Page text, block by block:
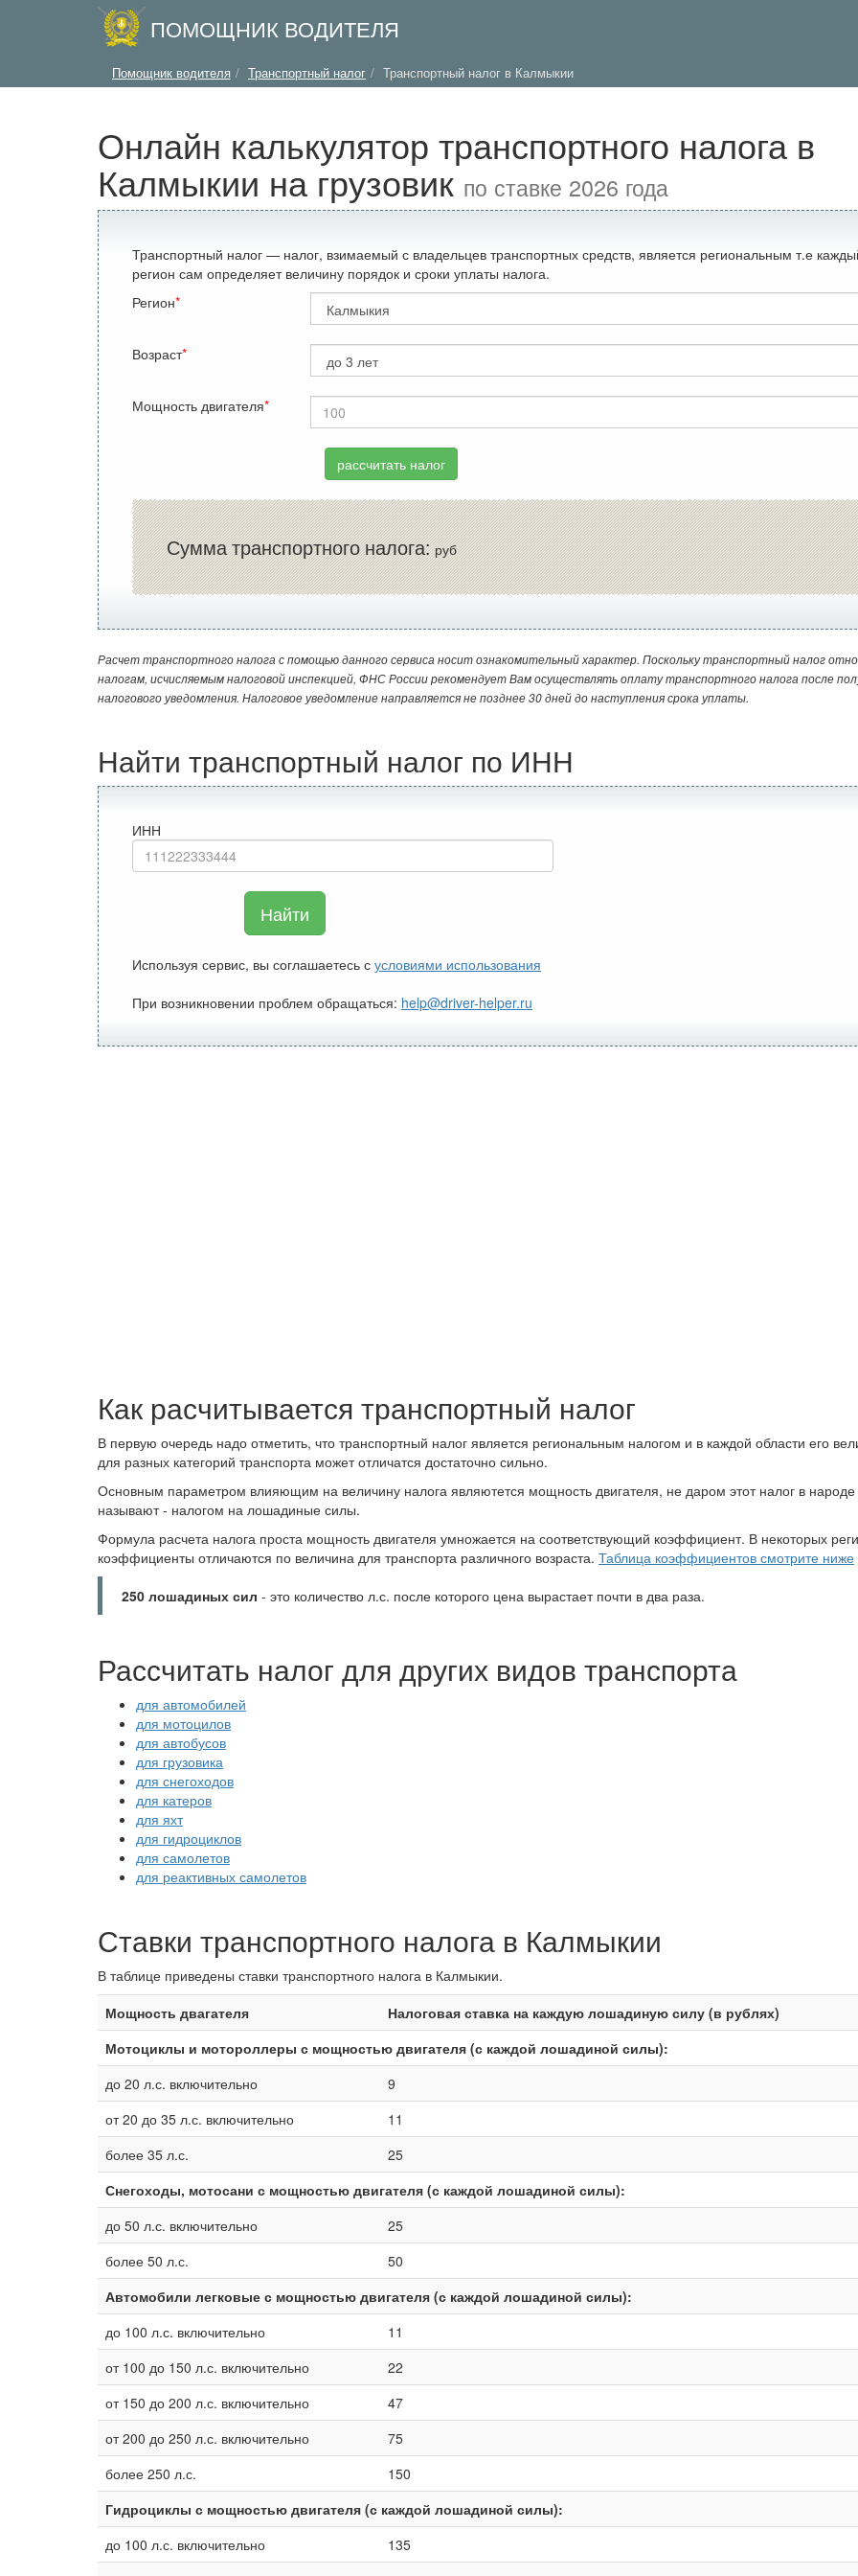
ПОМОЩНИК ВОДИТЕЛЯ
Помощник водителя Транспортный налог Транспортный налог в Калмыкии
Онлайн калькулятор транспортного налога в
Калмыкии на грузовикпо ставке 2026 года
Транспортный налог — налог, взимаемый с владельцев транспортных средств, является региональным т.е
регион сам определяет величину порядок и сроки уплаты налога.
Регион
Возраст
Мощность двигателя
рассчитать налог
Сумма транспортного налога:руб
Расчет транспортного налога с помощью данного сервиса носит ознакомительный характер. Поскольку транспортный налог
налогам, исчисляемым налоговой инспекцией, ФНС России рекомендует Вам осуществлять оплату транспортного налога после
налогового уведомления. Налоговое уведомление направляется не позднее 30 дней до наступления срока уплаты.
Найти транспортный налог по ИНН
ИНН
Найти
Используя сервис, вы соглашаетесь с условиями использования
При возникновении проблем обращаться: help@driver-helper.ru
Как расчитывается транспортный налог
В первую очередь надо отметить, что транспортный налог является региональным налогом и в каждой области его
для разных категорий транспорта может отличатся достаточно сильно.
Основным параметром влияющим на величину налога являютется мощность двигателя, не даром этот налог в народе
называют - налогом на лошадиные силы.
Формула расчета налога проста мощность двигателя умножается на соответствующий коэффициент. В некоторых
коэффициенты отличаются по величина для транспорта различного возраста. Таблица коэффициентов смотрите ниже
250 лошадиных сил - это количество л.с. после которого цена вырастает почти в два раза.
Рассчитать налог для других видов транспорта
для автомобилей
для мотоцилов
для автобусов
для грузовика
для снегоходов
для катеров
для яхт
для гидроциклов
для самолетов
для реактивных самолетов
Ставки транспортного налога в Калмыкии
В таблице приведены ставки транспортного налога в Калмыкии.
Мощность двагателя
Налоговая ставка на каждую лошадиную силу (в рублях)
Мотоциклы и мотороллеры с мощностью двигателя (с каждой лошадиной силы):
до 20 л.с. включительно
9
от 20 до 35 л.с. включительно
11
более 35 л.с.
25
Снегоходы, мотосани с мощностью двигателя (с каждой лошадиной силы):
до 50 л.с. включительно
25
более 50 л.с.
50
Автомобили легковые с мощностью двигателя (с каждой лошадиной силы):
до 100 л.с. включительно
11
от 100 до 150 л.с. включительно
22
от 150 до 200 л.с. включительно
47
от 200 до 250 л.с. включительно
75
более 250 л.с.
150
Гидроциклы с мощностью двигателя (с каждой лошадиной силы):
до 100 л.с. включительно
135